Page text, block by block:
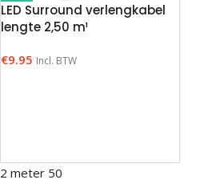
LED Surround verlengkabel
lengte 2,50 m¹
€9.95 Incl. BTW
2 meter 50